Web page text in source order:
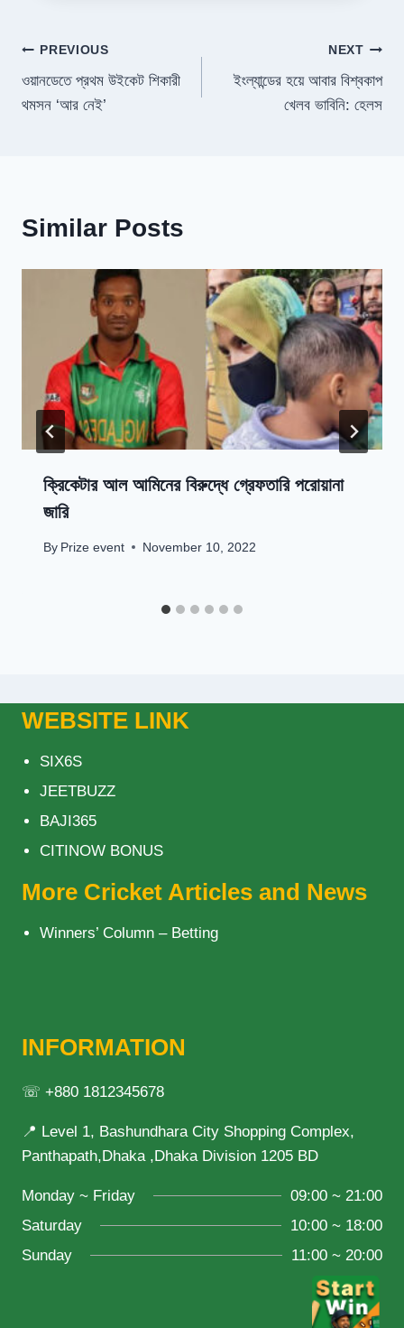
Post
navigation
PREVIOUS
ওয়ানডেতে প্রথম উইকেট শিকারী
থমসন ‘আর নেই’
NEXT
ইংল্যান্ডের হয়ে আবার বিশ্বকাপ
খেলব ভাবিনি: হেলস
Similar Posts
ক্রিকেটার আল আমিনের বিরুদ্ধে গ্রেফতারি পরোয়ানা
জারি
By Prize event November 10, 2022
WEBSITE LINK
SIX6S
JEETBUZZ
BAJI365
CITINOW BONUS
More Cricket Articles and News
Winners’ Column – Betting
INFORMATION
☏ +880 1812345678
📍 Level 1, Bashundhara City Shopping Complex,
Panthapath,Dhaka ,Dhaka Division 1205 BD
Monday ~ Friday
09:00 ~ 21:00
Saturday
10:00 ~ 18:00
Sunday
11:00 ~ 20:00